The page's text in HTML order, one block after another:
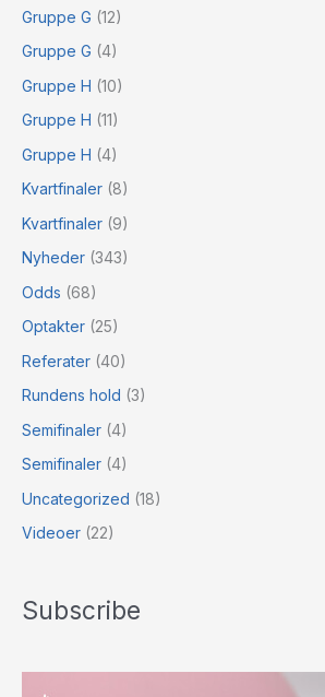
Gruppe G (12)
Gruppe G (4)
Gruppe H (10)
Gruppe H (11)
Gruppe H (4)
Kvartfinaler (8)
Kvartfinaler (9)
Nyheder (343)
Odds (68)
Optakter (25)
Referater (40)
Rundens hold (3)
Semifinaler (4)
Semifinaler (4)
Uncategorized (18)
Videoer (22)
Subscribe